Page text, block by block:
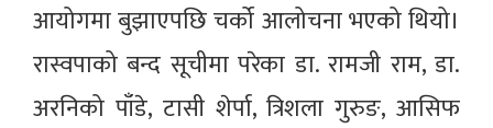
आयोगमा बुझाएपछि चर्को आलोचना भएको थियो।
रास्वपाको बन्द सूचीमा परेका डा. रामजी राम, डा.
अरनिको पाँडे, टासी शेर्पा, त्रिशला गुरुङ, आसिफ